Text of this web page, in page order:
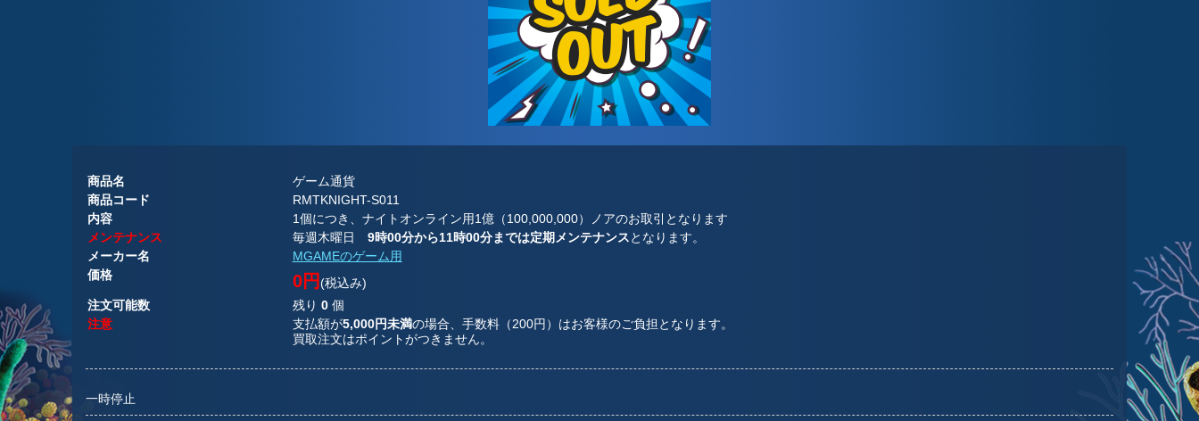
商品名
ゲーム通貨
商品コード
RMTKNIGHT-S011
内容
1個につき、ナイトオンライン用1億（100,000,000）ノアのお取引となります
メンテナンス
毎週木曜日 9時00分から11時00分までは定期メンテナンスとなります。
メーカー名
MGAMEのゲーム用
価格
0円(税込み)
注文可能数
残り 0個
注意
支払額が5,000円未満の場合、手数料（200円）はお客様のご負担となります。
買取注文はポイントがつきません。
一時停止